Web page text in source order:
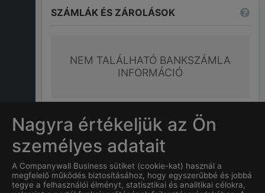
SZÁMLÁK ÉS ZÁROLÁSOK
NEM TALÁLHATÓ BANKSZÁMLA
INFORMÁCIÓ
GYAKRAN ISMÉTELT KÉRDÉSEK
Nagyra értékeljük az Ön
személyes adatait
A Companywall Business sütiket (cookie-kat) használ a
megfelelő működés biztosításához, hogy egyszerűbbé és jobbá
tegye a felhasználói élményt, statisztikai és analitikai célokra,